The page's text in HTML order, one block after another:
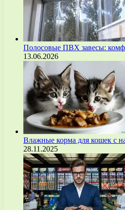
Полосовые ПВХ завесы:
13.06.2026
Влажные корма для кошек с
28.11.2025